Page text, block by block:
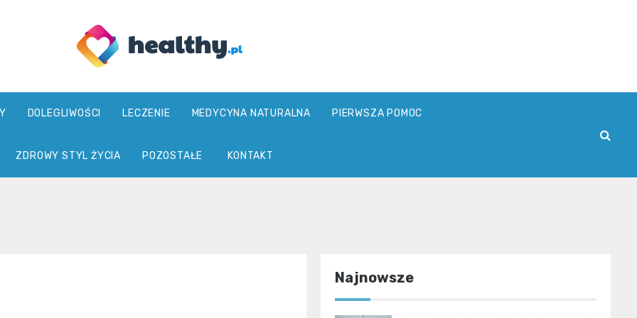
healthy.pl
DOLEGLIWOŚCI LECZENIE MEDYCYNA NATURALNA PIERWSZA POMOC
ZDROWY STYL ŻYCIA POZOSTAŁE KONTAKT
Najnowsze